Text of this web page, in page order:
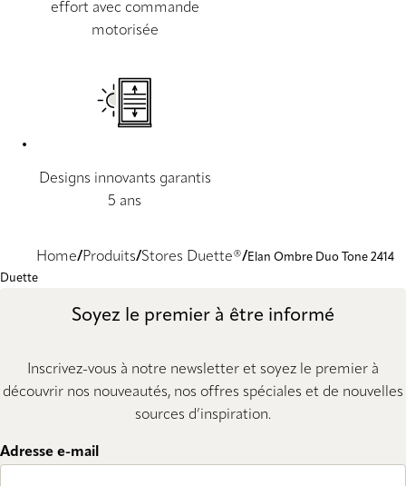
effort avec commande
motorisée
Designs innovants garantis
5 ans
Home Produits Stores Duette®
Elan Ombre Duo Tone 2414
Duette
Soyez le premier à être informé
Inscrivez-vous à notre newsletter et soyez le premier à
découvrir nos nouveautés, nos offres spéciales et de nouvelles
sources d’inspiration.
Adresse e-mail